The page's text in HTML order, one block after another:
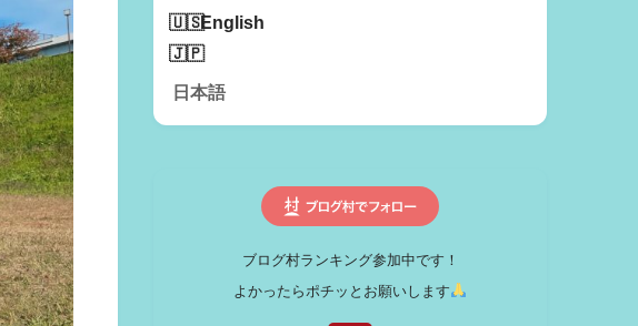
English
日本語
ブログ村ランキング参加中です！
よかったらポチッとお願いします